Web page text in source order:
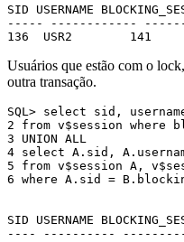
SID USERNAME
----- ------------
136  USR2        141
Usuários que estão com o
outra transação.
SQL> select sid,
2 from v$session where
3 UNION ALL
4 select A.sid,
5 from v$session A,
6 where A.sid =
SID USERNAME
---- ----------